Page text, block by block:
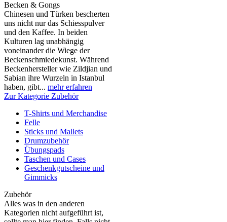
Becken & Gongs
Chinesen und Türken bescherten
uns nicht nur das Schiesspulver
und den Kaffee. In beiden
Kulturen lag unabhängig
voneinander die Wiege der
Beckenschmiedekunst. Während
Beckenhersteller wie Zildjian und
Sabian ihre Wurzeln in Istanbul
haben, gibt... mehr erfahren
Zur Kategorie Zubehör
T-Shirts und Merchandise
Felle
Sticks und Mallets
Drumzubehör
Übungspads
Taschen und Cases
Geschenkgutscheine und
Gimmicks
Zubehör
Alles was in den anderen
Kategorien nicht aufgeführt ist,